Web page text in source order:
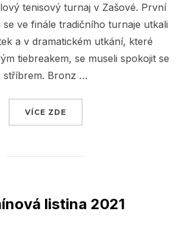
tenisový turnaj v Zašové. První
ve finále tradičního turnaje utkali
a v dramatickém utkání, které
tiebreakem, se museli spokojit se
stříbrem. Bronz …
VÍCE ZDE
listina 2021